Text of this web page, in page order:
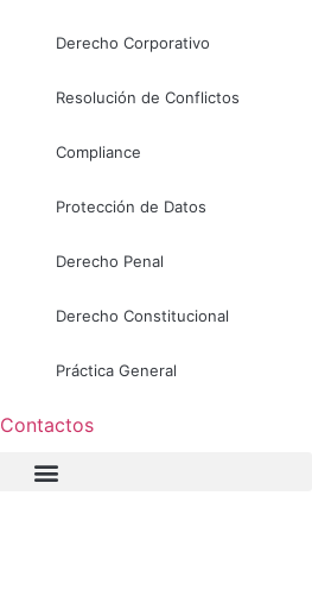
Derecho Corporativo
Resolución de Conflictos
Compliance
Protección de Datos
Derecho Penal
Derecho Constitucional
Práctica General
Contactos